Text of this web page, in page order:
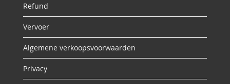
Refund
Vervoer
Algemene verkoopsvoorwaarden
Privacy